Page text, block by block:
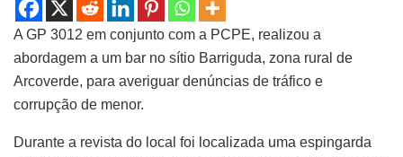
A GP 3012 em conjunto com a PCPE, realizou a
abordagem a um bar no sítio Barriguda, zona rural de
Arcoverde, para averiguar denúncias de tráfico e
corrupção de menor.
Durante a revista do local foi localizada uma espingarda